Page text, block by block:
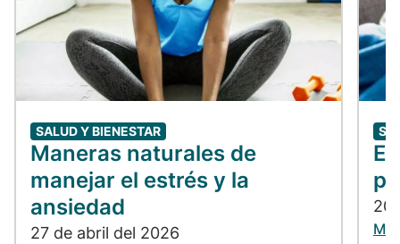
SALUD Y BIENESTAR
Maneras naturales de
manejar el estrés y la
ansiedad
27 de abril del 2026
20